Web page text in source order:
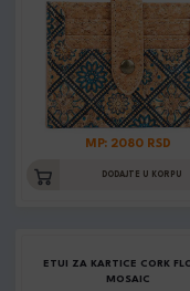
MP: 2080 RSD
DODAJTE U KORPU
ETUI ZA KARTICE CORK
MOSAIC